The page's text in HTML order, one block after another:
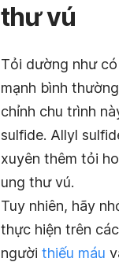
thư vú
Tỏi dường như
mạnh bình
chỉnh chu trình
sulfide. Allyl
xuyên thêm tỏi
ung thư vú.
Tuy nhiên, hãy
thực hiện trên
người thiếu máu